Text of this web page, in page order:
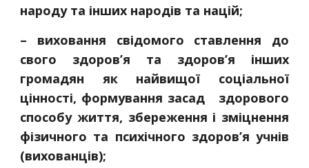
народу та інших народів та націй;
– виховання свідомого ставлення до
свого здоров’я та здоров’я інших
громадян як найвищої соціальної
цінності, формування засад здорового
способу життя, збереження і зміцнення
фізичного та психічного здоров’я учнів
(вихованців);